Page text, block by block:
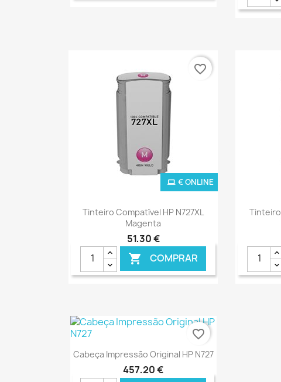
Ver+
Tinteiro Compatível HP N727XL
Magenta
51,30 €
 COMPRAR
€ ONLINE
favorite_border
Tinteiro
Ver+
Cabeça Impressão Original HP N727
457,20 €
favorite_border